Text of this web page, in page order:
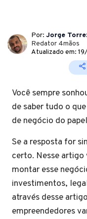
Por: Jorge
Redator 4mãos
Atualizado em:
Você sempre
de saber tudo o
de negócio do
Se a resposta for
certo. Nesse
montar esse
investimentos,
através desse
empreendedores